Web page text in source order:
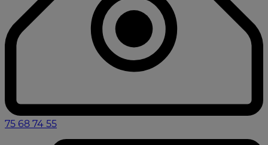
75 68 74 55